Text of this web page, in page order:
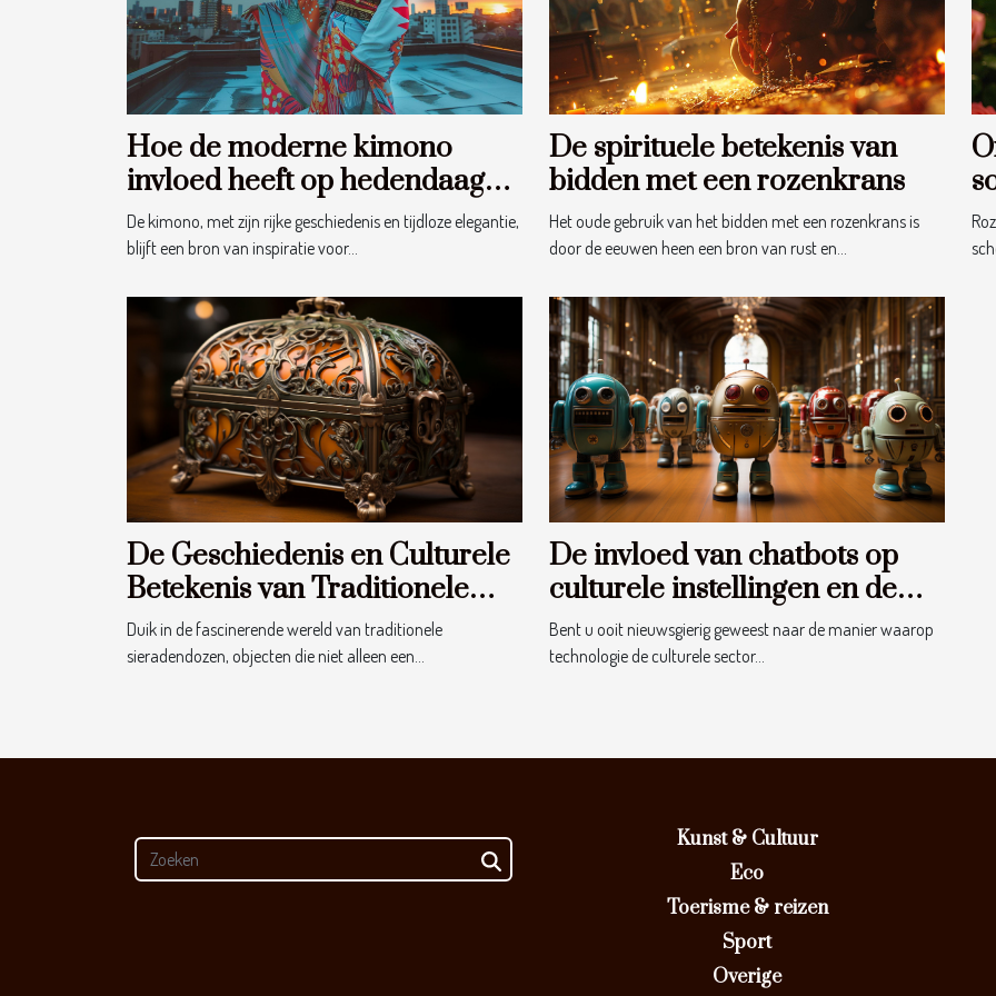
Hoe de moderne kimono
invloed heeft op hedendaagse
mode
De kimono, met zijn rijke geschiedenis en tijdloze elegantie,
blijft een bron van inspiratie voor...
De spirituele betekenis van
bidden met een rozenkrans
Het oude gebruik van het bidden met een rozenkrans is
door de eeuwen heen een bron van rust en...
De Geschiedenis en Culturele
Betekenis van Traditionele
Sieradendozen
Duik in de fascinerende wereld van traditionele
sieradendozen, objecten die niet alleen een...
De invloed van chatbots op
culturele instellingen en de
verspreiding van kunst
Bent u ooit nieuwsgierig geweest naar de manier waarop
technologie de culturele sector...
Kunst & Cultuur
Eco
Toerisme & reizen
Sport
Overige